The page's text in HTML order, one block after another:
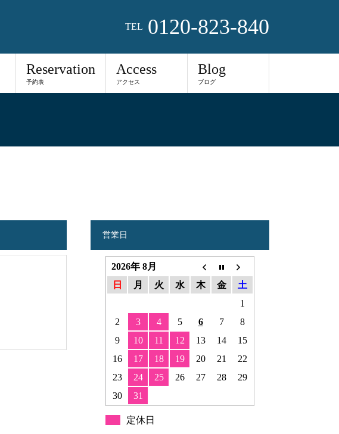
TEL 0120-823-840
Reservation
予約表
Access
アクセス
Blog
ブログ
営業日
2026年 8月
日
月 火 水 木 金
土
1
2
3 4 5 6 7
8
9
10 11 12 13 14
15
16
17 18 19 20 21
22
23
24 25 26 27 28
29
30
31
定休日